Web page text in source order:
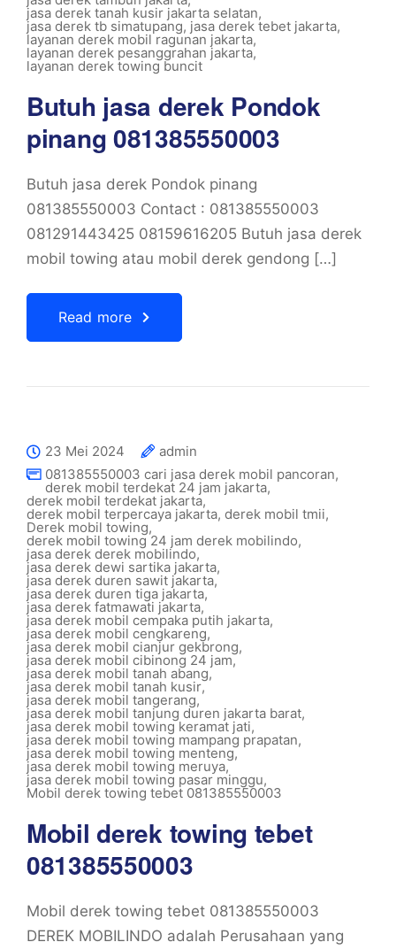
jasa derek tanah kusir jakarta selatan,
jasa derek tb simatupang, jasa derek tebet jakarta,
layanan derek mobil ragunan jakarta,
layanan derek pesanggrahan jakarta,
layanan derek towing buncit
Butuh jasa derek Pondok
pinang 081385550003
Butuh jasa derek Pondok pinang
081385550003 Contact : 081385550003
081291443425 08159616205 Butuh jasa derek
mobil towing atau mobil derek gendong […]
Read more
23 Mei 2024
admin
081385550003 cari jasa derek mobil pancoran,
derek mobil terdekat 24 jam jakarta,
derek mobil terdekat jakarta,
derek mobil terpercaya jakarta, derek mobil tmii,
Derek mobil towing,
derek mobil towing 24 jam derek mobilindo,
jasa derek derek mobilindo,
jasa derek dewi sartika jakarta,
jasa derek duren sawit jakarta,
jasa derek duren tiga jakarta,
jasa derek fatmawati jakarta,
jasa derek mobil cempaka putih jakarta,
jasa derek mobil cengkareng,
jasa derek mobil cianjur gekbrong,
jasa derek mobil cibinong 24 jam,
jasa derek mobil tanah abang,
jasa derek mobil tanah kusir,
jasa derek mobil tangerang,
jasa derek mobil tanjung duren jakarta barat,
jasa derek mobil towing keramat jati,
jasa derek mobil towing mampang prapatan,
jasa derek mobil towing menteng,
jasa derek mobil towing meruya,
jasa derek mobil towing pasar minggu,
Mobil derek towing tebet 081385550003
Mobil derek towing tebet
081385550003
Mobil derek towing tebet 081385550003
DEREK MOBILINDO adalah Perusahaan yang